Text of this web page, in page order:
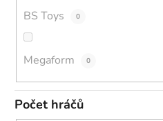
BS Toys 0
Megaform 0
Počet hráčů